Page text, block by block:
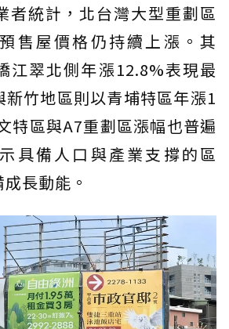
者統計，北台灣大型重劃區
售屋價格仍持續上漲。其
江翠北側年漲12.8%表現最
新竹地區則以青埔特區年漲1
特區與A7重劃區漲幅也普遍
具備人口與產業支撐的區
長動能。